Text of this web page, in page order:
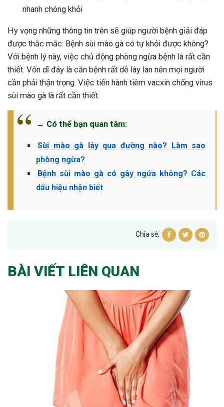
nhanh chóng khỏi
Hy vọng những thông tin trên sẽ giúp người bệnh giải đáp
được thắc mắc: Bệnh sùi mào gà có tự khỏi được không?
Với bệnh lý này, việc chủ động phòng ngừa bệnh là rất cần
thiết. Vốn dĩ đây là căn bệnh rất dễ lây lan nên mọi người
cần phải thận trọng. Việc tiến hành tiêm vacxin chống virus
sùi mào gà là rất cần thiết.
→ Có thể bạn quan tâm:
Sùi mào gà lây qua đường nào? Làm sao
phòng ngừa?
Bệnh sùi mào gà có gây ngứa không? Các
dấu hiệu nhận biết
Chia sẻ:
BÀI VIẾT LIÊN QUAN